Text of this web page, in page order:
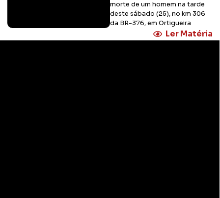
morte de um homem na tarde
deste sábado (25), no km 306
da BR-376, em Ortigueira
Ler Matéria